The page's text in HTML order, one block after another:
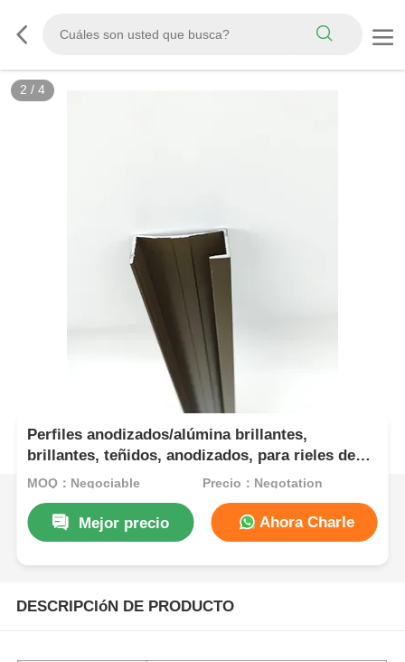
2 / 4
Perfiles anodizados/alúmina brillantes,
brillantes, teñidos, anodizados, para rieles de
cortinas, puertas y ventanas, perfiles de
MOQ：Negociable Precio：Negotation
Mejor precio Ahora Charle
DESCRIPCIóN DE PRODUCTO